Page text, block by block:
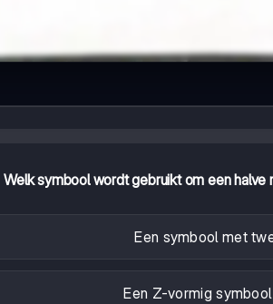
Welk symbool wordt gebruikt om een halve
Een symbool met
Een Z-vormig